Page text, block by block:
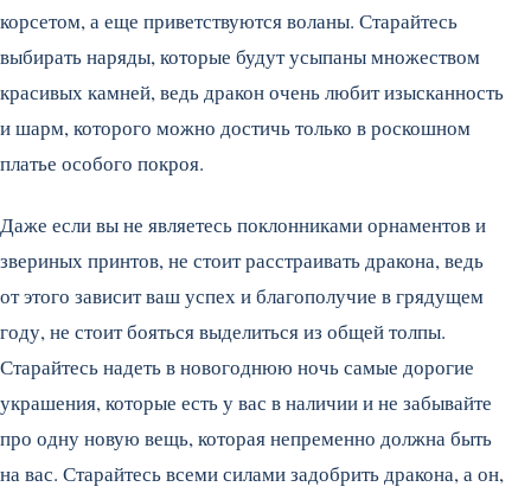
корсетом, а еще приветствуются воланы. Старайтесь
выбирать наряды, которые будут усыпаны множеством
красивых камней, ведь дракон очень любит изысканность
и шарм, которого можно достичь только в роскошном
платье особого покроя.
Даже если вы не являетесь поклонниками орнаментов и
звериных принтов, не стоит расстраивать дракона, ведь
от этого зависит ваш успех и благополучие в грядущем
году, не стоит бояться выделиться из общей толпы.
Старайтесь надеть в новогоднюю ночь самые дорогие
украшения, которые есть у вас в наличии и не забывайте
про одну новую вещь, которая непременно должна быть
на вас. Старайтесь всеми силами задобрить дракона, а он,